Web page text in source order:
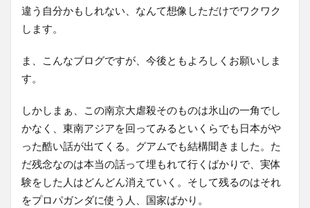
違う自分かもしれない、なんて想像しただけでワクワク
します。
ま、こんなブログですが、今後ともよろしくお願いしま
す。
しかしまぁ、この南京大虐殺そのものは氷山の一角でし
かなく、東南アジアを回ってみるといくらでも日本がや
った酷い話が出てくる。グアムでも結構聞きました。た
だ残念なのは本当の話って埋もれて行くばかりで、実体
験をした人はどんどん消えていく。そして残るのはそれ
をプロパガンダに使う人、国家ばかり。